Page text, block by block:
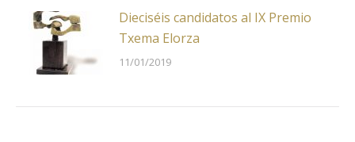
Dieciséis candidatos al IX Premio
Txema Elorza
11/01/2019